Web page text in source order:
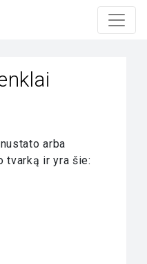
arba
tvarką ir yra šie: